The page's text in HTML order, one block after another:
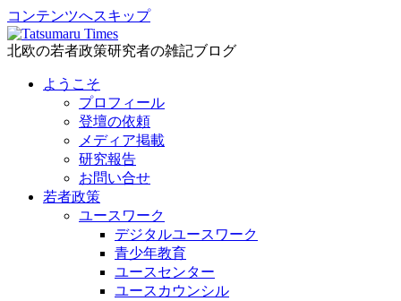
コンテンツへスキップ
北欧の若者政策研究者の雑記ブログ
ようこそ
プロフィール
登壇の依頼
メディア掲載
研究報告
お問い合せ
若者政策
ユースワーク
デジタルユースワーク
青少年教育
ユースセンター
ユースカウンシル